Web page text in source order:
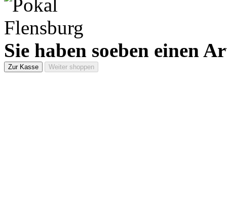
Sie haben soeben einen